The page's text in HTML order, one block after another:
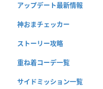
アップデート最新情報
神おまチェッカー
ストーリー攻略
重ね着コーデ一覧
サイドミッション一覧